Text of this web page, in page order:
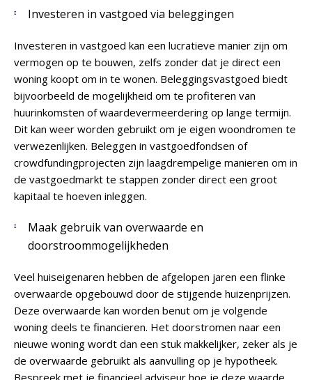
Investeren in vastgoed via beleggingen
Investeren in vastgoed kan een lucratieve manier zijn om
vermogen op te bouwen, zelfs zonder dat je direct een
woning koopt om in te wonen. Beleggingsvastgoed biedt
bijvoorbeeld de mogelijkheid om te profiteren van
huurinkomsten of waardevermeerdering op lange termijn.
Dit kan weer worden gebruikt om je eigen woondromen te
verwezenlijken. Beleggen in vastgoedfondsen of
crowdfundingprojecten zijn laagdrempelige manieren om in
de vastgoedmarkt te stappen zonder direct een groot
kapitaal te hoeven inleggen.
Maak gebruik van overwaarde en
doorstroommogelijkheden
Veel huiseigenaren hebben de afgelopen jaren een flinke
overwaarde opgebouwd door de stijgende huizenprijzen.
Deze overwaarde kan worden benut om je volgende
woning deels te financieren. Het doorstromen naar een
nieuwe woning wordt dan een stuk makkelijker, zeker als je
de overwaarde gebruikt als aanvulling op je hypotheek.
Bespreek met je financieel adviseur hoe je deze waarde